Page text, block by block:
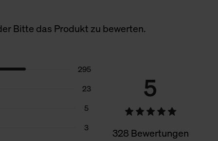
Bitte das Produkt zu bewerten.
5
328 Bewertungen
295
23
5
3